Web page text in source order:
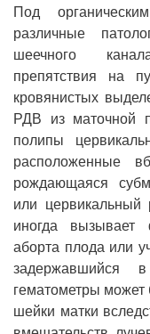
Под
различные
шеечного
препятствия на
кровянистых
РДВ из маточной
полипы
расположенные
рождающаяся
или цервикальный
иногда вызывает
аборта плода или
задержавшийся
гематометры
шейки матки